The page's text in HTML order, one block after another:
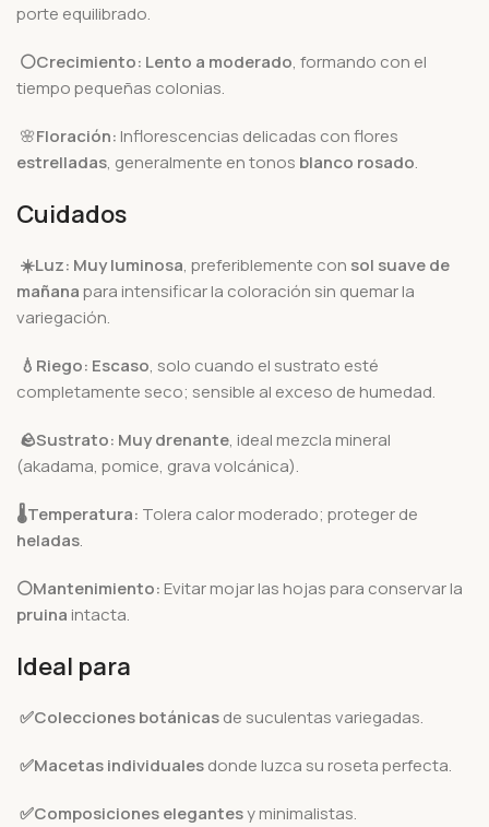
porte equilibrado.
⚪Crecimiento: Lento a moderado, formando con el
tiempo pequeñas colonias.
🌸Floración: Inflorescencias delicadas con flores
estrelladas, generalmente en tonos blanco rosado.
Cuidados
☀️Luz: Muy luminosa, preferiblemente con sol suave de
mañanapara intensificar la coloración sin quemar la
variegación.
💧Riego: Escaso, solo cuando el sustrato esté
completamente seco; sensible al exceso de humedad.
🪨Sustrato: Muy drenante, ideal mezcla mineral
(akadama, pomice, grava volcánica).
🌡️Temperatura: Tolera calor moderado; proteger de
heladas.
⚪Mantenimiento: Evitar mojar las hojas para conservar la
pruina intacta.
Ideal para
✅Colecciones botánicasde suculentas variegadas.
✅Macetas individualesdonde luzca su roseta perfecta.
✅Composiciones elegantesy minimalistas.